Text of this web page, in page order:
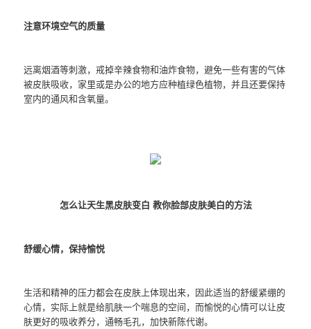
注意环境空气的质量
远离烟酒等刺激，戒掉辛辣食物和油炸食物，避免一些有害的气体
被皮肤吸收，家里或是办公的地方应种植绿色植物，并且还要保持
室内的通风和含氧量。
怎么让天生黑皮肤变白 教你脸部皮肤美白的方法
舒缓心情，保持愉悦
生活和精神的压力都会在皮肤上体现出来，因此适当的舒缓紧绷的
心情，实际上就是给肌肤一个喘息的空间，而愉悦的心情可以让皮
肤更好的吸收养分，通畅毛孔，加快新陈代谢。